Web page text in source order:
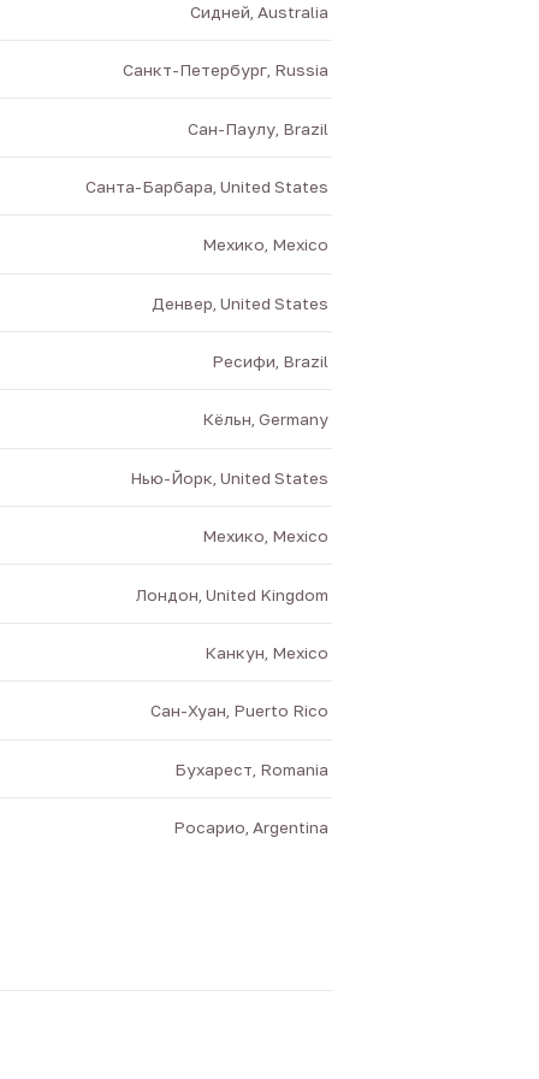
Сидней, Australia
Санкт-Петербург, Russia
Сан-Паулу, Brazil
Санта-Барбара, United States
Мехико, Mexico
Денвер, United States
Ресифи, Brazil
Кёльн, Germany
Нью-Йорк, United States
Мехико, Mexico
Лондон, United Kingdom
Канкун, Mexico
Сан-Хуан, Puerto Rico
Бухарест, Romania
Росарио, Argentina